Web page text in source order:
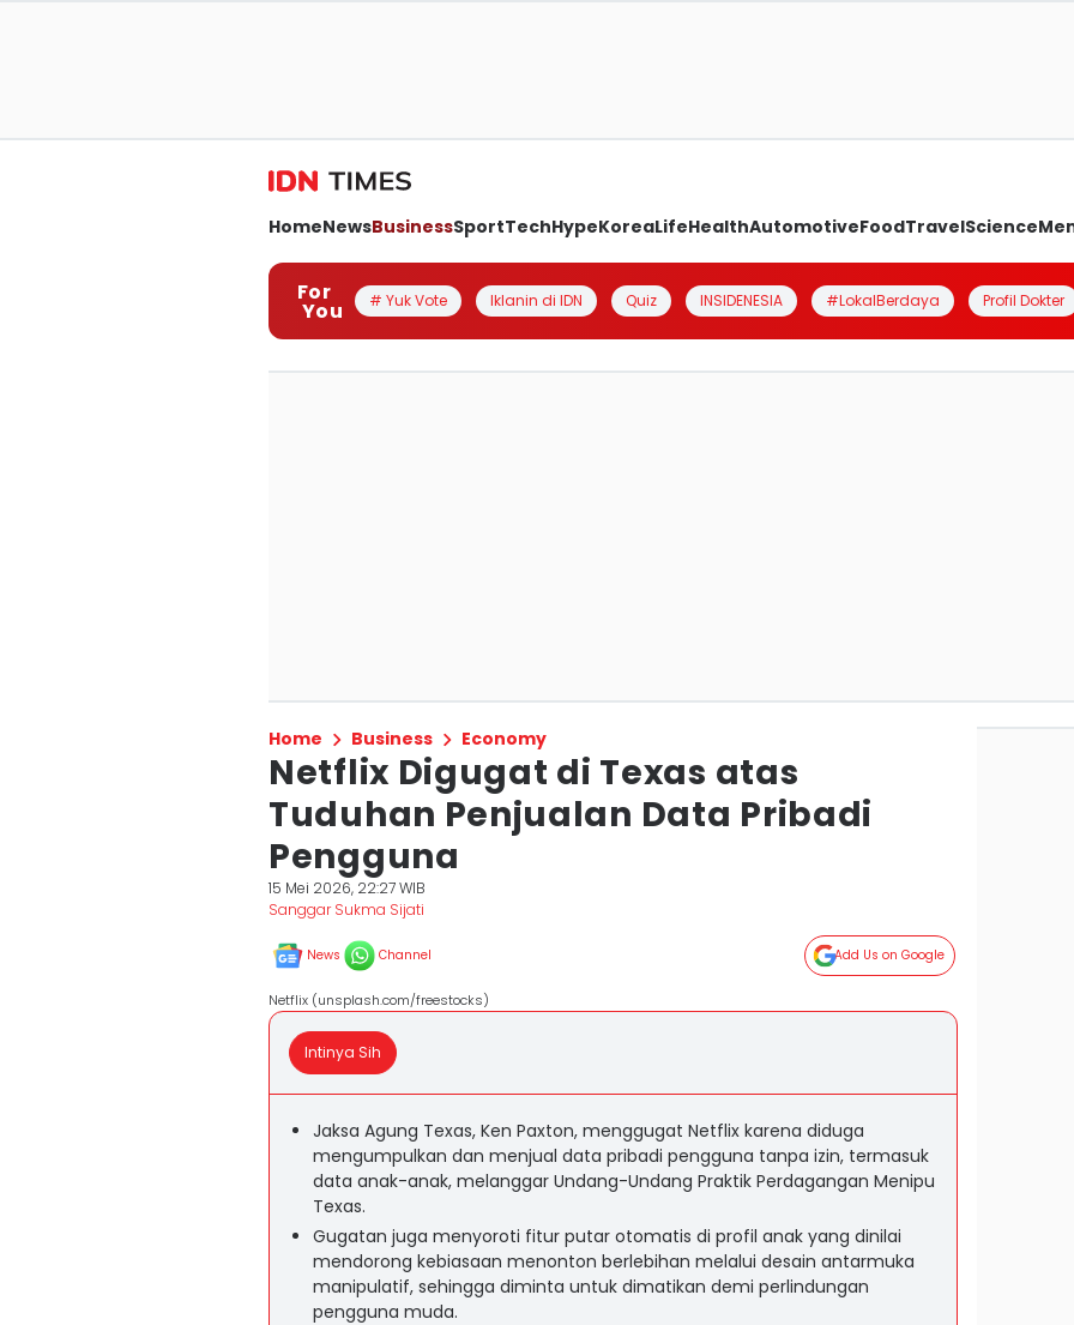
HomeNewsBusinessSportTechHypeKoreaLifeHealthAutomotiveFoodTravelScience
For
You # Yuk Vote Iklanin di IDN Quiz INSIDENESIA #LokalBerdaya Profil Dokter
Home Business Economy
Netflix Digugat di Texas atas
Tuduhan Penjualan Data Pribadi
Pengguna
15 Mei 2026, 22:27 WIB
Sanggar Sukma Sijati
News Channel Add Us on Google
Netflix (unsplash.com/freestocks)
Intinya Sih
Jaksa Agung Texas, Ken Paxton, menggugat Netflix karena diduga
mengumpulkan dan menjual data pribadi pengguna tanpa izin, termasuk
data anak-anak, melanggar Undang-Undang Praktik Perdagangan Menipu
Texas.
Gugatan juga menyoroti fitur putar otomatis di profil anak yang dinilai
mendorong kebiasaan menonton berlebihan melalui desain antarmuka
manipulatif, sehingga diminta untuk dimatikan demi perlindungan
pengguna muda.